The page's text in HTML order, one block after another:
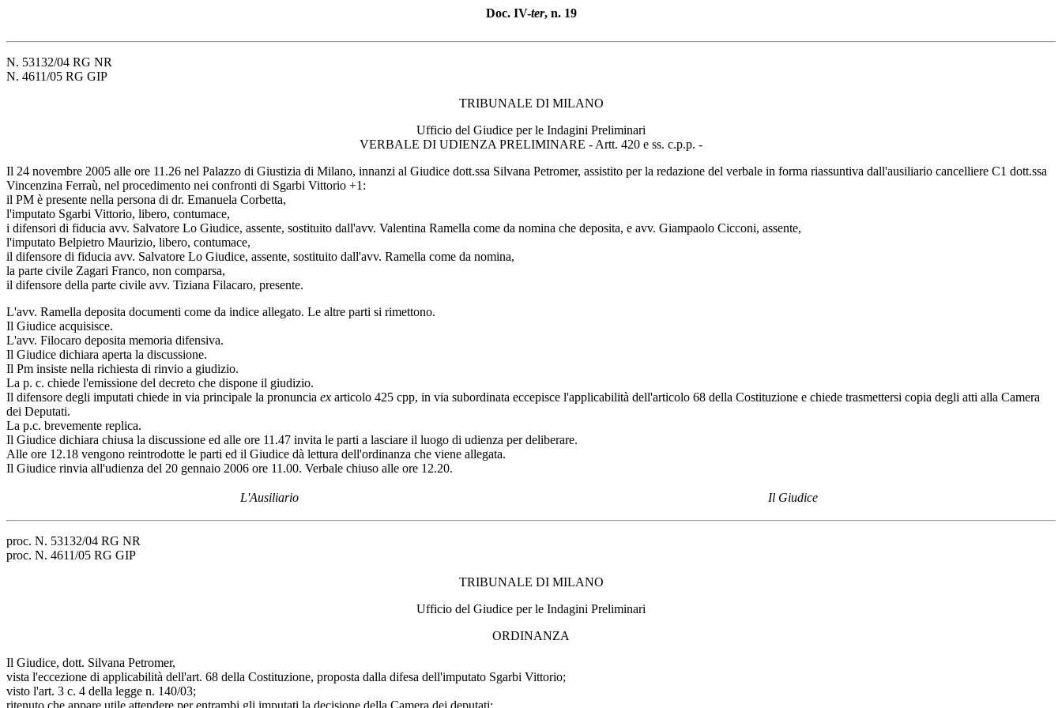
Doc. IV-ter, n. 19
N. 53132/04 RG NR
N. 4611/05 RG GIP
TRIBUNALE DI MILANO
Ufficio del Giudice per le Indagini Preliminari
VERBALE DI UDIENZA PRELIMINARE - Artt. 420 e ss. c.p.p. -
Il 24 novembre 2005 alle ore 11.26 nel Palazzo di Giustizia di Milano, innanzi al Giudice dott.ssa Silvana Petromer, assistito per la redazione del verbale in forma riassuntiva dall'ausiliario cancelliere C1 dott.ssa
Vincenzina Ferraù, nel procedimento nei confronti di Sgarbi Vittorio +1:
il PM è presente nella persona di dr. Emanuela Corbetta,
l'imputato Sgarbi Vittorio, libero, contumace,
i difensori di fiducia avv. Salvatore Lo Giudice, assente, sostituito dall'avv. Valentina Ramella come da nomina che deposita, e avv. Giampaolo Cicconi, assente,
l'imputato Belpietro Maurizio, libero, contumace,
il difensore di fiducia avv. Salvatore Lo Giudice, assente, sostituito dall'avv. Ramella come da nomina,
la parte civile Zagari Franco, non comparsa,
il difensore della parte civile avv. Tiziana Filacaro, presente.
L'avv. Ramella deposita documenti come da indice allegato. Le altre parti si rimettono.
Il Giudice acquisisce.
L'avv. Filocaro deposita memoria difensiva.
Il Giudice dichiara aperta la discussione.
Il Pm insiste nella richiesta di rinvio a giudizio.
La p. c. chiede l'emissione del decreto che dispone il giudizio.
Il difensore degli imputati chiede in via principale la pronuncia ex articolo 425 cpp, in via subordinata eccepisce l'applicabilità dell'articolo 68 della Costituzione e chiede trasmettersi copia degli atti alla Camera
dei Deputati.
La p.c. brevemente replica.
Il Giudice dichiara chiusa la discussione ed alle ore 11.47 invita le parti a lasciare il luogo di udienza per deliberare.
Alle ore 12.18 vengono reintrodotte le parti ed il Giudice dà lettura dell'ordinanza che viene allegata.
Il Giudice rinvia all'udienza del 20 gennaio 2006 ore 11.00. Verbale chiuso alle ore 12.20.
L'Ausiliario Il Giudice
proc. N. 53132/04 RG NR
proc. N. 4611/05 RG GIP
TRIBUNALE DI MILANO
Ufficio del Giudice per le Indagini Preliminari
ORDINANZA
Il Giudice, dott. Silvana Petromer,
vista l'eccezione di applicabilità dell'art. 68 della Costituzione, proposta dalla difesa dell'imputato Sgarbi Vittorio;
visto l'art. 3 c. 4 della legge n. 140/03;
ritenuto che appare utile attendere per entrambi gli imputati la decisione della Camera dei deputati;